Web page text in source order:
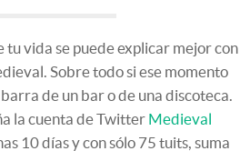
vida se puede explicar mejor con
Sobre todo si ese momento
de un bar o de una discoteca.
la cuenta de Twitter Medieval
10 días y con sólo 75 tuits, suma